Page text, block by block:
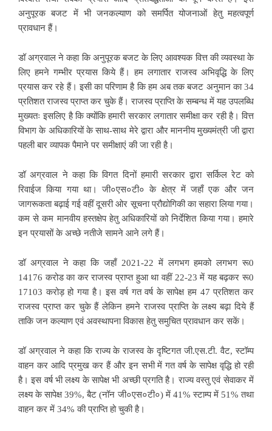
अनुपूरक बजट में भी जनकल्याण को समर्पित योजनाओं हेतु महत्वपूर्ण
प्रावधान हैं।
डॉ अग्रवाल ने कहा कि अनुपूरक बजट के लिए आवश्यक वित्त की व्यवस्था के
लिए हमने गम्भीर प्रयास किये हैं। हम लगातार राजस्व अभिवृद्धि के लिए
प्रयास कर रहे हैं। इसी का परिणाम है कि हम अब तक बजट अनुमान का 34
प्रतिशत राजस्व प्राप्त कर चुके हैं। राजस्व प्राप्ति के सम्बन्ध में यह उपलब्धि
मुख्यतः इसलिए है कि क्योंकि हमारी सरकार लगातार समीक्षा कर रही है। वित्त
विभाग के अधिकारियों के साथ-साथ मेरे द्वारा और माननीय मुख्यमंत्री जी द्वारा
पहली बार व्यापक पैमाने पर समीक्षाएं की जा रही है।
डॉ अग्रवाल ने कहा कि विगत दिनों हमारी सरकार द्वारा सर्किल रेट को
रिवाईज किया गया था। जी०एस०टी० के क्षेत्र में जहाँ एक और जन
जागरूकता बढ़ाई गई वहीं दूसरी ओर सूचना प्रौद्योगिकी का सहारा लिया गया।
कम से कम मानवीय हस्तक्षेप हेतु अधिकारियों को निर्देशित किया गया। हमारे
इन प्रयासों के अच्छे नतीजे सामने आने लगे हैं।
डॉ अग्रवाल ने कहा कि जहाँ 2021-22 में लगभग हमको लगभग रू0
14176 करोड का कर राजस्व प्राप्त हुआ था वहीं 22-23 में यह बढ़कर रू0
17103 करोड़ हो गया है। इस वर्ष गत वर्ष के सापेक्ष हम 47 प्रतिशत कर
राजस्व प्राप्त कर चुके हैं लेकिन हमने राजस्व प्राप्ति के लक्ष्य बढ़ा दिये हैं
ताकि जन कल्याण एवं अवस्थापना विकास हेतु समुचित प्रावधान कर सकें।
डॉ अग्रवाल ने कहा कि राज्य के राजस्व के दृष्टिगत जी.एस.टी. वैट, स्टॉम्प
वाहन कर आदि प्रमुख कर हैं और इन सभी में गत वर्ष के सापेक्ष वृद्धि हो रही
है। इस वर्ष भी लक्ष्य के सापेक्ष भी अच्छी प्रगति है। राज्य वस्तु एवं सेवाकर में
लक्ष्य के सापेक्ष 39%, बैट (नॉन जी०एस०टी०) में 41% स्टाम्प में 51% तथा
वाहन कर में 34% की प्राप्ति हो चुकी है।